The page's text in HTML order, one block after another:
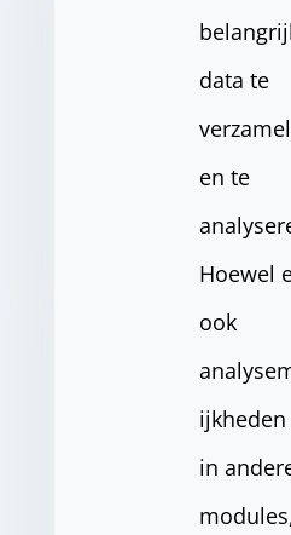
data te
en te
Hoewel
ook
in